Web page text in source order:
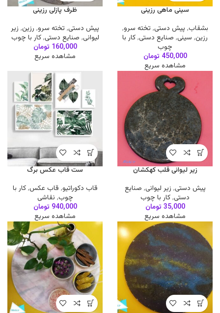
سینی ماهی رزینی
بشقاب, پیش دستی, تخته سرو,
رزین, سینی, صنایع دستی,کار با
چوب
450,000 تومان
مشاهده سریع
ظرف پازلی رزینی
پیش دستی, تخته سرو, رزین, زیر
لیوانی, صنایع دستی,کار با چوب
160,000 تومان
مشاهده سریع
زیر لیوانی قلب کهکشان
پیش دستی, زیر لیوانی, صنایع
دستی,کار با چوب
35,000 تومان
مشاهده سریع
ست قاب عکس برگ
قاب دکوراتیو, قاب عکس,کار با
چوب, نقاشی
940,000 تومان
مشاهده سریع